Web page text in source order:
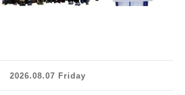
2026.08.07 Friday